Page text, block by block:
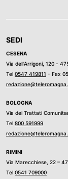
SEDI
CESENA
Via dell’Arrigoni, 120 -
Tel 0547 419811 - Fax
BOLOGNA
Via dei Trattati
Tel 800 591999
RIMINI
Via Marecchiese, 22 –
Tel 0541 709000